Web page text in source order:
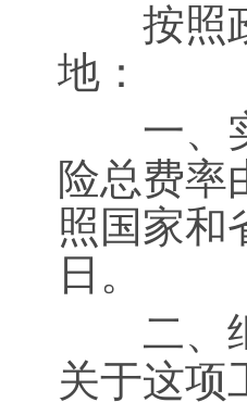
按照政
地：
一、实
险总费率
照国家和
日。
二、继
关于这项